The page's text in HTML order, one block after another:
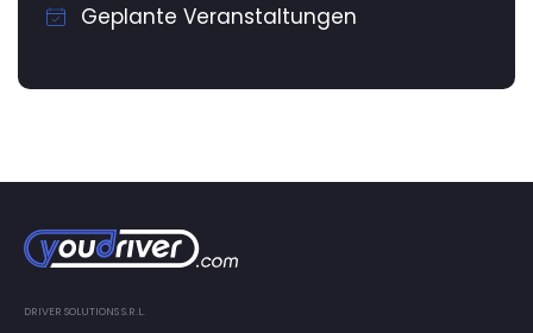
Geplante Veranstaltungen
DRIVER SOLUTIONS S.R.L.